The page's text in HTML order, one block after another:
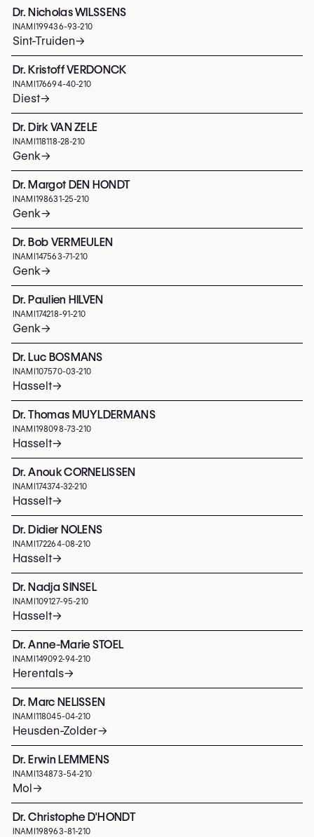
Dr. Nicholas WILSSENS
INAMI 199436-93-210
Sint-Truiden→
Dr. Kristoff VERDONCK
INAMI 176694-40-210
Diest→
Dr. Dirk VAN ZELE
INAMI 118118-28-210
Genk→
Dr. Margot DEN HONDT
INAMI 198631-25-210
Genk→
Dr. Bob VERMEULEN
INAMI 147563-71-210
Genk→
Dr. Paulien HILVEN
INAMI 174218-91-210
Genk→
Dr. Luc BOSMANS
INAMI 107570-03-210
Hasselt→
Dr. Thomas MUYLDERMANS
INAMI 198098-73-210
Hasselt→
Dr. Anouk CORNELISSEN
INAMI 174374-32-210
Hasselt→
Dr. Didier NOLENS
INAMI 172264-08-210
Hasselt→
Dr. Nadja SINSEL
INAMI 109127-95-210
Hasselt→
Dr. Anne-Marie STOEL
INAMI 149092-94-210
Herentals→
Dr. Marc NELISSEN
INAMI 118045-04-210
Heusden-Zolder→
Dr. Erwin LEMMENS
INAMI 134873-54-210
Mol→
Dr. Christophe D'HONDT
INAMI 198963-81-210